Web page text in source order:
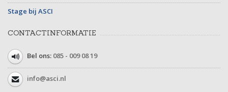
Stage bij ASCI
CONTACTINFORMATIE
Bel ons: 085 - 009 08 19
info@asci.nl